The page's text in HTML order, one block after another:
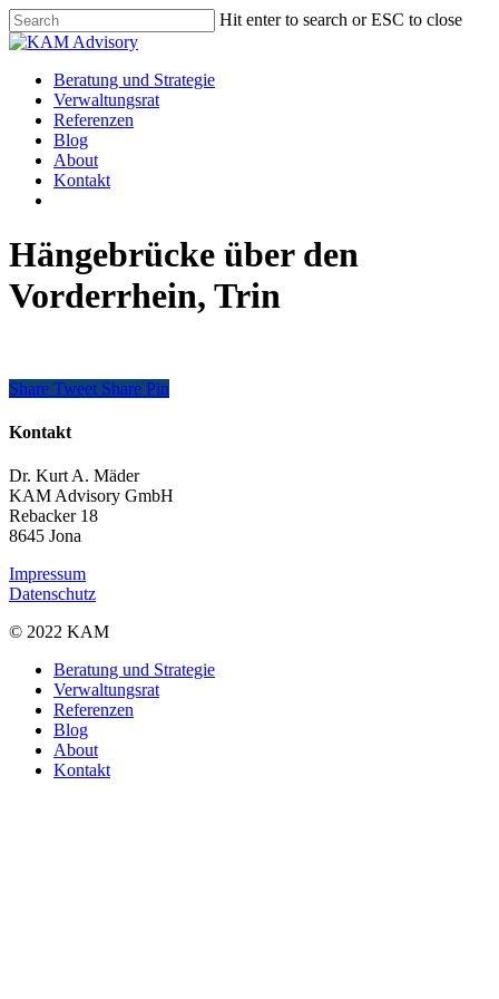
Skip
to
content
Hit enter to search or ESC to close
Close
Menu
Beratung und Strategie
Verwaltungsrat
Referenzen
Blog
About
Kontakt
Hängebrücke über den
Vorderrhein, Trin
Share Tweet Share Pin
Kontakt
Dr. Kurt A. Mäder
KAM Advisory GmbH
Rebacker 18
8645 Jona
Impressum
Datenschutz
© 2022 KAM
Close
Menu
Beratung und Strategie
Verwaltungsrat
Referenzen
Blog
About
Kontakt